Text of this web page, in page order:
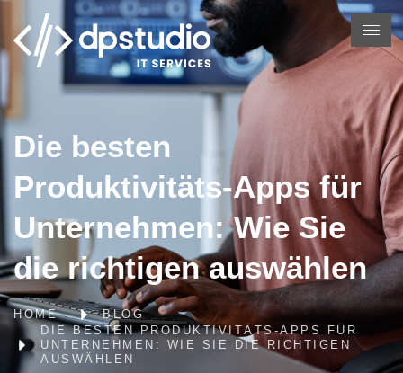
Die besten
Produktivitäts-Apps für
Unternehmen: Wie Sie
die richtigen auswählen
HOME
BLOG
DIE BESTEN PRODUKTIVITÄTS-APPS FÜR
UNTERNEHMEN: WIE SIE DIE RICHTIGEN
AUSWÄHLEN